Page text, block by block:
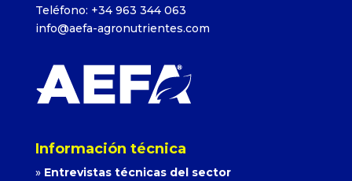
Teléfono: +34 963 344 063
info@aefa-agronutrientes.com
Información técnica
» Entrevistas técnicas del sector